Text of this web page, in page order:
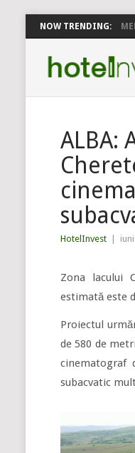
NOW TRENDING:
ALBA:
HotelInvest
Zona lacului
estimată este
Proiectul
de 580 de
cinematograf
subacvatic